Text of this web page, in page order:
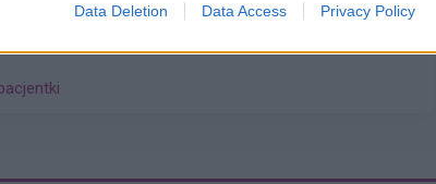
Data Deletion Data Access Privacy Policy
myślę że to macica nie mogę utrzymać moczu czy